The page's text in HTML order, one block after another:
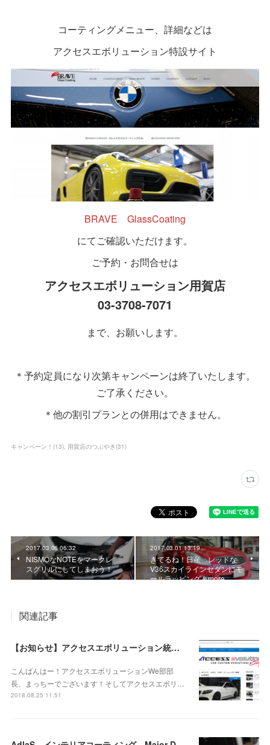
コーティングメニュー、詳細などは
アクセスエボリューション特設サイト
BRAVE GlassCoating
にてご確認いただけます。
ご予約・お問合せは
アクセスエボリューション用賀店
03-3708-7071
まで、お願いします。
＊予約定員になり次第キャンペーンは終了いたします。
ご了承ください。
＊他の割引プランとの併用はできません。
キャンペーン！ (13) 用賀店のつぶやき (31)
2017.03.06 06:32
NISMOなNOTEをマークレ
スグリルにしてしまおう！
2017.03.01 13:19
きてるね！日産 レッドな
V36スカイラインセダンにモ
ールラッピング＆more
関連記事
【お知らせ】アクセスエボリューション統合ブログスタート☆【拡散希望】
こんばんはー！アクセスエボリューションWe部部
長、まっちーでございます！そしてアクセスエボリ…
2018.08.25 11:51